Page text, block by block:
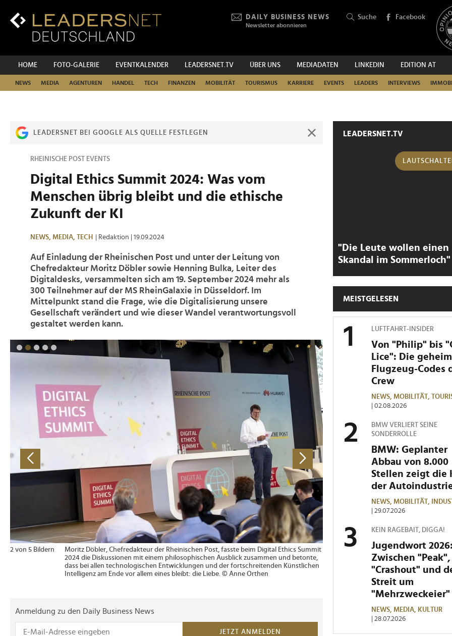
Inhalt
DAILY BUSINESS NEWS
Newsletter abonnieren
Suche Facebook
HOME FOTO-GALERIE EVENTKALENDER LEADERSNET.TV ÜBER UNS MEDIADATEN LINKEDIN EDITION AT
NEWS MEDIA AGENTUREN HANDEL TECH FINANZEN MOBILITÄT TOURISMUS KARRIERE EVENTS LEADERS INTERVIEWS
SUCHEN
LEADERSNET BEI GOOGLE ALS QUELLE FESTLEGEN
RHEINISCHE POST EVENTS
Digital Ethics Summit 2024: Was vom
Menschen übrig bleibt und die ethische
Zukunft der KI
NEWS, MEDIA, TECH | Redaktion | 19.09.2024
Auf Einladung der Rheinischen Post und unter der Leitung von
Chefredakteur Moritz Döbler sowie Henning Bulka, Leiter des
Digitaldesks, versammelten sich am 19. September 2024 mehr als
300 Teilnehmer auf der MS RheinGalaxie in Düsseldorf. Im
Mittelpunkt stand die Frage, wie die Digitalisierung unsere
Gesellschaft verändert und wie dieser Wandel verantwortungsvoll
gestaltet werden kann.
2 von 5 Bildern
Moritz Döbler, Chefredakteur der Rheinischen Post, fasste beim Digital Ethics Summit
2024 die Diskussionen mit einem philosophischen Ausblick zusammen und betonte,
dass bei allen technologischen Entwicklungen und der fortschreitenden Künstlichen
Intelligenz am Ende vor allem eines bleibt: die Liebe. © Anne Orthen
3 von 5 Bildern
Prof. Dr. Thomas
sieht die Künstliche
Anmeldung zu den Daily Business News
JETZT ANMELDEN
LEADERSNET.TV
"Die Leute wollen einen
Skandal im Sommerloch"
MEISTGELESEN
LUFTFAHRT-INSIDER
Von "Philip" bis
Lice": Die
Flugzeug-Codes
Crew
NEWS, MOBILITÄT,
| 02.08.2026
BMW VERLIERT SEINE
SONDERROLLE
BMW: Geplanter
Abbau von 8.000
Stellen zeigt die
der
NEWS, MOBILITÄT,
| 29.07.2026
KEIN RAGEBAIT, DIGGA!
Jugendwort 2026:
Zwischen "Peak",
"Crashout" und
Streit um
"Mehrzweckeier"
NEWS, MEDIA,
KULTUR
| 28.07.2026